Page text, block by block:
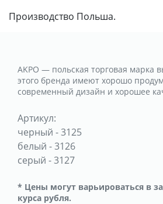
Производство Польша.
AKPO — польская торговая марка
этого бренда имеют хорошо
современный дизайн и хорошее
Артикул:
черный -3125
белый -3126
серый -3127
* Цены могут варьироваться в
курса рубля.